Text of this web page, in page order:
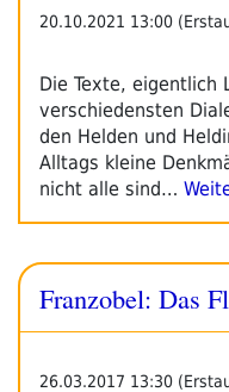
20.10.2021 13:00
Die Texte, eigentlich
verschiedensten
den Helden und
Alltags kleine
nicht alle sind…
Franzobel: Das
26.03.2017 13:30